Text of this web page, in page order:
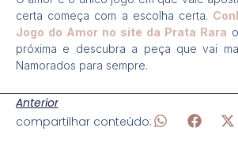
certa começa com a escolha certa.
Jogo do Amor no site da Prata Rara
próxima e descubra a peça que vai
Namorados para sempre.
Anterior
compartilhar conteúdo: